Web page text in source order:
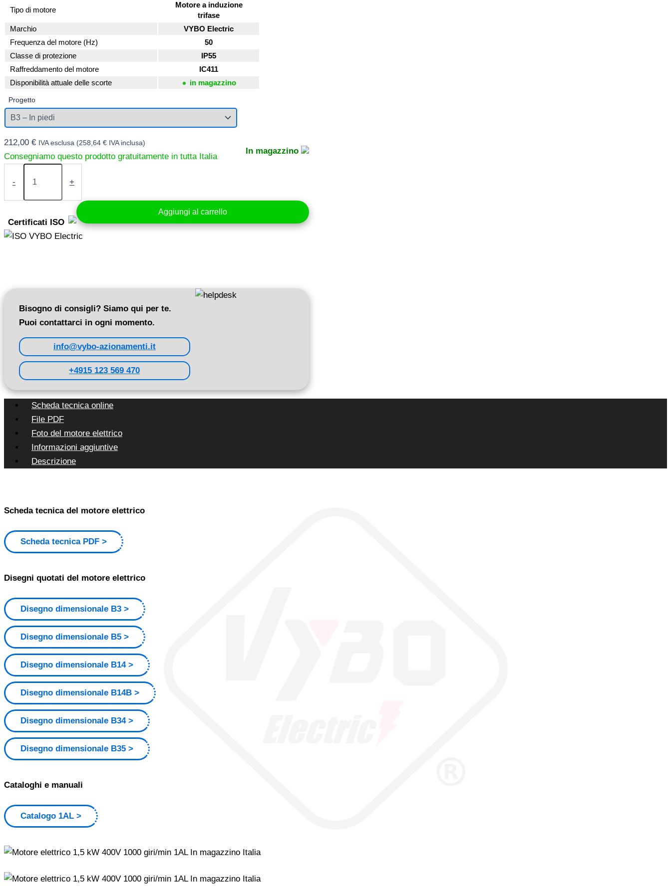
Tipo di motore
Motore a induzione
trifase
Marchio
VYBO Electric
Frequenza del motore (Hz)
50
Classe di protezione
IP55
Raffreddamento del motore
IC411
Disponibilità attuale delle scorte
in magazzino
Progetto
In magazzino
212,00 € IVA esclusa (258,64 € IVA inclusa)
-
Motore
1,5
kW
920
giri/min
(1AL100L-
+
Aggiungi al carrello
Certificati ISO
Bisogno di consigli? Siamo qui per te.
Puoi contattarci in ogni momento.
info@vybo-azionamenti.it
+4915 123 569 470
Scheda tecnica online
File PDF
Foto del motore elettrico
Informazioni aggiuntive
Descrizione
Scheda tecnica del motore elettrico
Scheda tecnica PDF
Disegni quotati del motore elettrico
Disegno dimensionale B3
Disegno dimensionale B5
Disegno dimensionale B14
Disegno dimensionale B14B
Disegno dimensionale B34
Disegno dimensionale B35
Cataloghi e manuali
Catalogo 1AL